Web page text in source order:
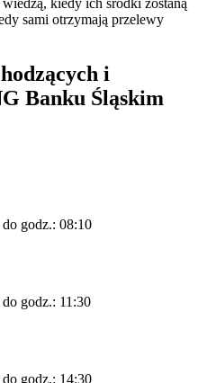
sami otrzymają przelewy
i
Banku Śląskim
godz.: 08:10
godz.: 11:30
godz.: 14:30